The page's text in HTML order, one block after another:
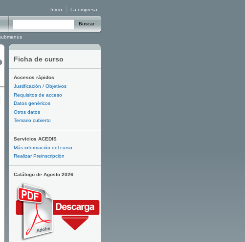
Ficha de curso
Accesos rápidos
Justificación / Objetivos
Requisitos de acceso
Datos genéricos
Otros datos
Temario cubierto
Servicios ACEDIS
Más información del curso
Realizar Preinscripción
Catálogo de Agosto 2026
La empresa
Inicio
Buscar